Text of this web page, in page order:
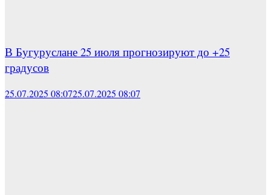
В Бугуруслане 25 июля прогнозируют до +25
градусов
25.07.2025 08:0725.07.2025 08:07